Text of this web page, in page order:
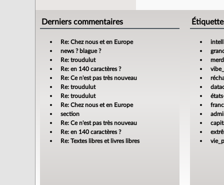
Derniers commentaires
Re: Chez nous et en Europe
news ? blague ?
Re: troudulut
Re: en 140 caractères ?
Re: Ce n'est pas très nouveau
Re: troudulut
Re: troudulut
Re: Chez nous et en Europe
section
Re: Ce n'est pas très nouveau
Re: en 140 caractères ?
Re: Textes libres et livres libres